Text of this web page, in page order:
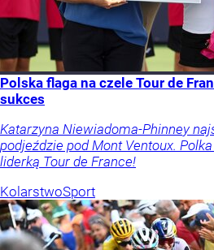
Polska flaga na czele Tour de
sukces
Katarzyna Niewiadoma-Phinney
podjeździe pod Mont Ventoux. Polka
liderką Tour de France!
KolarstwoSport